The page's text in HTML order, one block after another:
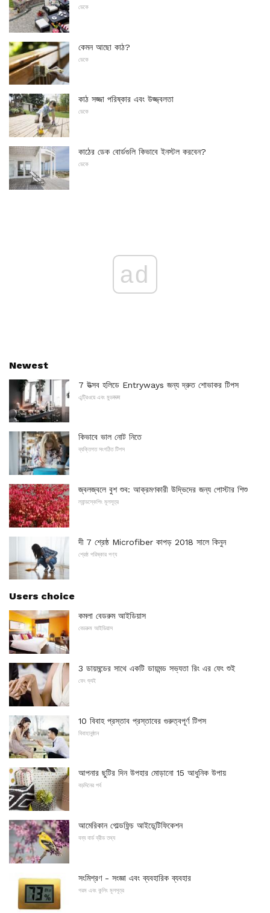
ডেকে
কেমন আছো কাঠ?
ডেকে
কাঠ সজ্জা পরিষ্কার এবং উজ্জ্বলতা
ডেকে
কাঠের ডেক বোর্ডগুলি কিভাবে ইনস্টল করবেন?
ডেকে
ad
Newest
7 উত্সব হলিডে Entryways জন্য দ্রুত শোভাকর টিপস
এন্ট্রিওয়ে এবং মুডरूम
কিভাবে ভাল নোট নিতে
ব্যক্তিগত সংগঠিত টিপস
জ্বলজ্বলে বুশ শুব: আক্রমণকারী উদ্ভিদের জন্য পোস্টার শিশু
ল্যান্ডস্কেপিং মূলসূত্র
দী 7 শ্রেষ্ঠ Microfiber কাপড় 2018 সালে কিনুন
শ্রেষ্ঠ পরিষ্কার পণ্য
Users choice
কমলা বেডরুম আইডিয়াস
বেডরুম আইডিয়াস
3 ডায়মন্ডের সাথে একটি ডায়মন্ড সভ্যতা রিং এর ফেং শুই
ফেং শ্যুই
10 বিবাহ প্রস্তাব প্রস্তাবের গুরুত্বপূর্ণ টিপস
বিবাহানুষ্ঠান
আপনার ছুটির দিন উপহার মোড়ানো 15 আধুনিক উপায়
বড়দিনের পর্ব
আমেরিকান গোল্ডফিন্চ আইডেন্টিফিকেশন
বন্য বার্ড ব্রীড তথ্য
সংমিশ্রণ - সংজ্ঞা এবং ব্যবহারিক ব্যবহার
গরম এবং কুলিং মূলসূত্র